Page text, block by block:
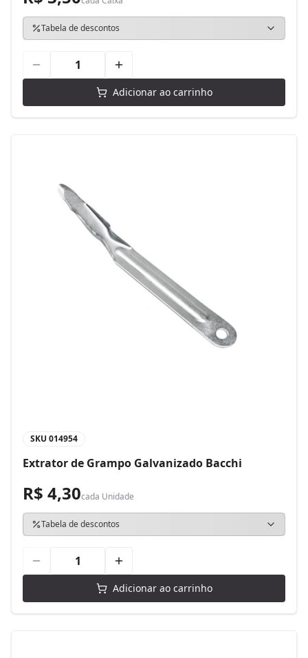
Tabela de descontos
Adicionar ao carrinho
SKU 014954
Extrator de Grampo Galvanizado Bacchi
R$ 4,30cada Unidade
Tabela de descontos
Adicionar ao carrinho